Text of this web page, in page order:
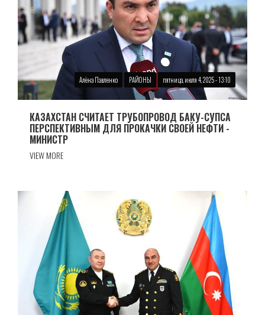
Алёна Павленко РАЙОНЫ пятница, июля 4, 2025 - 13:10
КАЗАХСТАН СЧИТАЕТ ТРУБОПРОВОД БАКУ-СУПСА
ПЕРСПЕКТИВНЫМ ДЛЯ ПРОКАЧКИ СВОЕЙ НЕФТИ -
МИНИСТР
VIEW MORE